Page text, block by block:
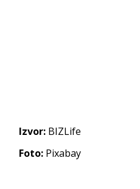
Izvor: BIZLife
Foto: Pixabay